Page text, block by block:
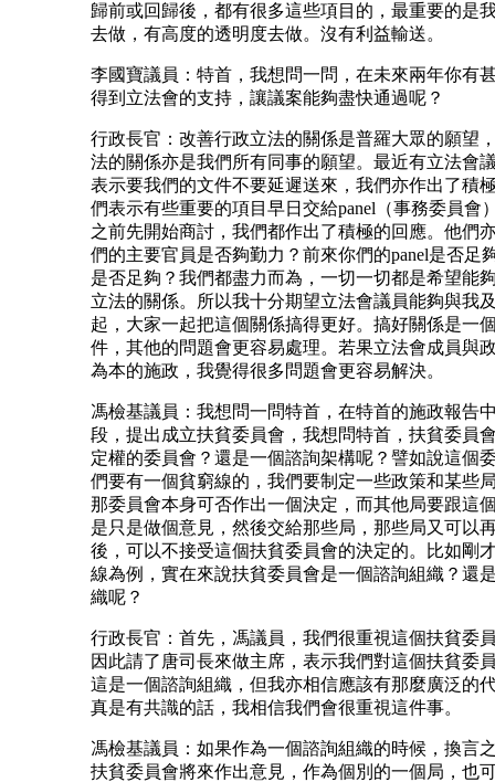
歸前或回歸後，都有很多這些項目的，最重要的是
去做，有高度的透明度去做。沒有利益輸送。
李國寶議員：特首，我想問一問，在未來兩年你有
得到立法會的支持，讓議案能夠盡快通過呢？
行政長官：改善行政立法的關係是普羅大眾的願望
法的關係亦是我們所有同事的願望。最近有立法會
表示要我們的文件不要延遲送來，我們亦作出了積
們表示有些重要的項目早日交給panel（事務委員會
之前先開始商討，我們都作出了積極的回應。他們
們的主要官員是否夠勤力？前來你們的panel是否足
是否足夠？我們都盡力而為，一切一切都是希望能
立法的關係。所以我十分期望立法會議員能夠與我
起，大家一起把這個關係搞得更好。搞好關係是一
件，其他的問題會更容易處理。若果立法會成員與
為本的施政，我覺得很多問題會更容易解決。
馮檢基議員：我想問一問特首，在特首的施政報告
段，提出成立扶貧委員會，我想問特首，扶貧委員
定權的委員會？還是一個諮詢架構呢？譬如說這個
們要有一個貧窮線的，我們要制定一些政策和某些
那委員會本身可否作出一個決定，而其他局要跟這
是只是做個意見，然後交給那些局，那些局又可以
後，可以不接受這個扶貧委員會的決定的。比如剛
線為例，實在來說扶貧委員會是一個諮詢組織？還
織呢？
行政長官：首先，馮議員，我們很重視這個扶貧委
因此請了唐司長來做主席，表示我們對這個扶貧委
這是一個諮詢組織，但我亦相信應該有那麼廣泛的
真是有共識的話，我相信我們會很重視這件事。
馮檢基議員：如果作為一個諮詢組織的時候，換言
扶貧委員會將來作出意見，作為個別的一個局，也